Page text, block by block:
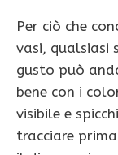
Per ciò che
vasi, qualsiasi
gusto può
bene con i
visibile e
tracciare